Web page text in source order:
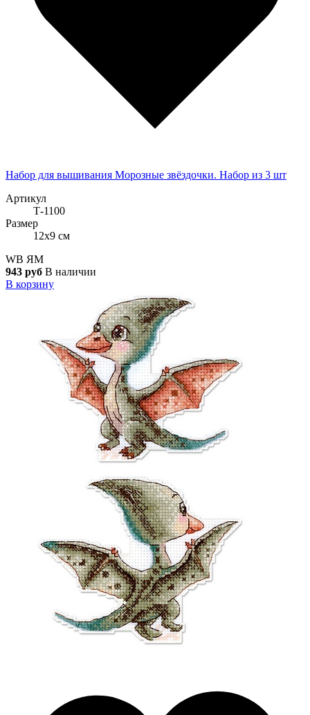
Набор для вышивания Морозные звёздочки. Набор из 3 шт
Артикул
Т-1100
Размер
12x9 см
WB ЯМ
943 руб В наличии
В корзину